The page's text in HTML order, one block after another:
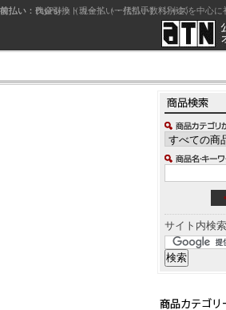
ジャズを中心に
サイト内検索
前払い：クレジットカード（一括払い）
後払い：代金引換（現金払い・代引手数料別途）
前払い：PayPay